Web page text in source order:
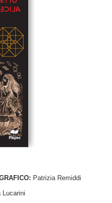
Patrizia Remiddi
Lucarini